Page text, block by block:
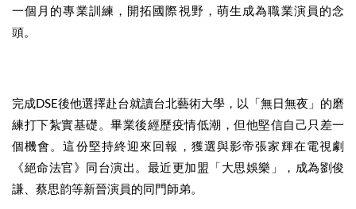
一個月的專業訓練，開拓國際視野，萌生成為職業演員的念
頭。
完成DSE後他選擇赴台就讀台北藝術大學，以「無日無夜」的磨
練打下紮實基礎。畢業後經歷疫情低潮，但他堅信自己只差一
個機會。這份堅持終迎來回報，獲選與影帝張家輝在電視劇
《絕命法官》同台演出。最近更加盟「大思娛樂」，成為劉俊
謙、蔡思韵等新晉演員的同門師弟。